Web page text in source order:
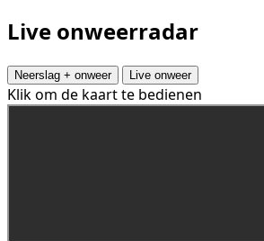
Live onweerradar
Neerslag + onweer Live onweer
Klik om de kaart te bedienen